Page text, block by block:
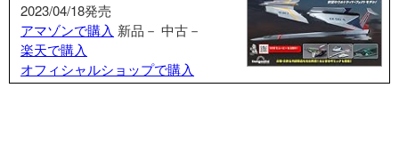
2023/04/18発売
アマゾンで購入 新品－ 中古－
楽天で購入
オフィシャルショップで購入